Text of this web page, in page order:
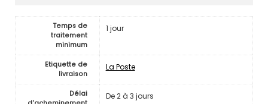
Temps de
traitement
minimum
1 jour
Etiquette de
livraison
La Poste
Délai
De 2 à 3 jours